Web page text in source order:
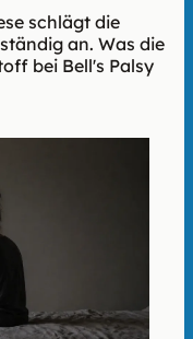
schlägt die
an. Was die
bei Bell's Palsy